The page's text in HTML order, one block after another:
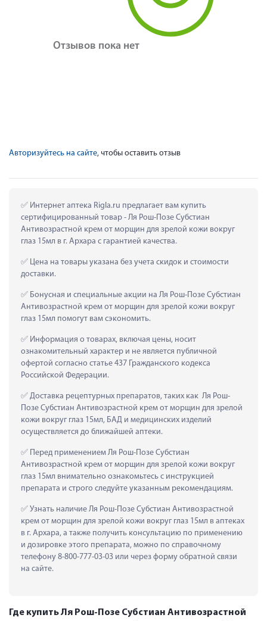
Отзывов пока нет
Авторизуйтесь на сайте, чтобы оставить отзыв
Интернет аптека Rigla.ru предлагает вам купить
сертифицированный товар - Ля Рош-Позе Субстиан
Антивозрастной крем от морщин для зрелой кожи вокруг
глаз 15мл в г. Архара с гарантией качества.
Цена на товары указана без учета скидок и стоимости
доставки.
Бонусная и специальные акции на Ля Рош-Позе Субстиан
Антивозрастной крем от морщин для зрелой кожи вокруг
глаз 15мл помогут вам сэкономить.
Информация о товарах, включая цены, носит
ознакомительный характер и не является публичной
офертой согласно статье 437 Гражданского кодекса
Российской Федерации.
Доставка рецептурных препаратов, таких как  Ля Рош-
Позе Субстиан Антивозрастной крем от морщин для зрелой
кожи вокруг глаз 15мл, БАД и медицинских изделий
осуществляется до ближайшей аптеки.
Перед применением Ля Рош-Позе Субстиан
Антивозрастной крем от морщин для зрелой кожи вокруг
глаз 15мл внимательно ознакомьтесь с инструкцией
препарата и строго следуйте указанным рекомендациям.
Узнать наличие Ля Рош-Позе Субстиан Антивозрастной
крем от морщин для зрелой кожи вокруг глаз 15мл в аптеках
в г. Архара, а также получить консультацию по применению
и дозировке этого препарата, можно по справочному
телефону 8-800-777-03-03 или через форму обратной связи
на сайте.
Где купить Ля Рош-Позе Субстиан Антивозрастной